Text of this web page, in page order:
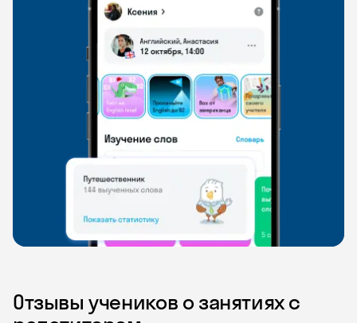
Отзывы учеников о занятиях с